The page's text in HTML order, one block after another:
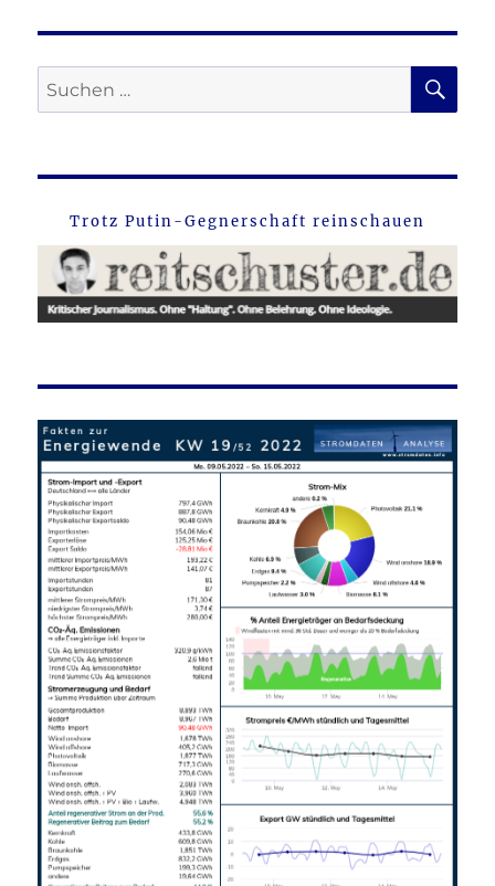
Suche
nach:
Trotz Putin-Gegnerschaft reinschauen